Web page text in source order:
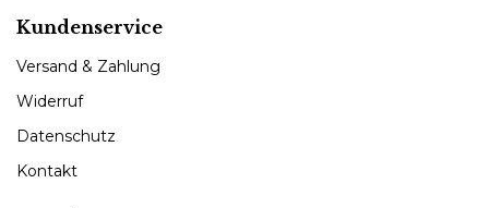
Kundenservice
Versand & Zahlung
Widerruf
Datenschutz
Kontakt